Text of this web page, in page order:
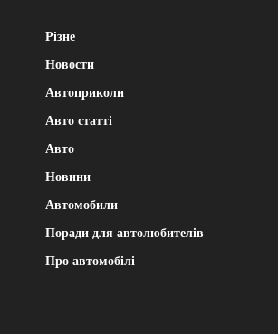
Різне
Новости
Автоприколи
Авто статті
Авто
Новини
Автомобили
Поради для автолюбителів
Про автомобілі